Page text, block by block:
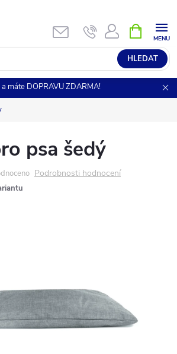
HLEDAT
NÁKUPNÍ
KOŠÍK
máte DOPRAVU ZDARMA!
psa šedý
Podrobnosti hodnocení